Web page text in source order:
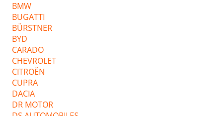
BMW
BUGATTI
BÜRSTNER
BYD
CARADO
CHEVROLET
CITROËN
CUPRA
DACIA
DR MOTOR